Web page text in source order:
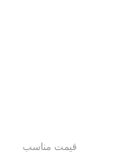
قیمت مناسب